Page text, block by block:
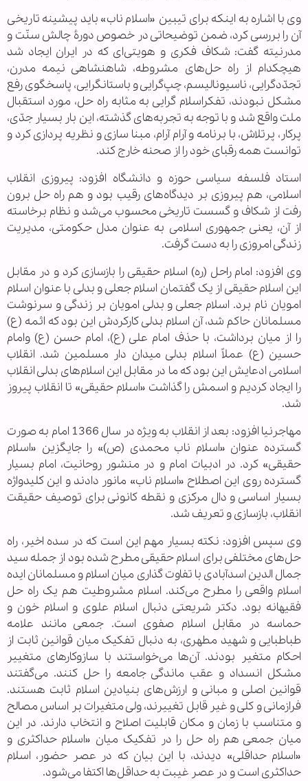
وی با اشاره به اینکه برای تیبین «اسلام ناب» باید پیشینه تاریخی
آن را بررسی کرد، ضمن توضیحاتی در خصوص دورۀ چالش سنّت و
مدرنیته گفت: شکاف فکری و هویتی‌ای که در ایران ایجاد شد
هیچکدام از راه حل‌های مشروطه، شاهنشاهی نیمه مدرن،
تجدّدگرایی، ناسیونالیسم، چپ‌گرایی و باستانگرایی، پاسخگوی رفع
مشکل نبودند، تفکراسلام گرایی به مثابه راه حل، مورد استقبال
ملت واقع شد و با توجه به تجربه‌های گذشته، این بار بسیار جدّی،
پرکار، پرتلاش، با برنامه و آرام آرام، مبنا سازی و نظریه پردازی کرد و
توانست همه رقبای خود را از صحنه خارج کند.
استاد فلسفه سیاسی حوزه و دانشگاه افزود: پیروزی انقلاب
اسلامی، هم پیروزی بر دیدگاه‌های رقیب بود و هم راه حل برون
رفت از شکاف و گسست تاریخی محسوب می‌شد و نظام برخاسته
از آن، یعنی جمهوری اسلامی به عنوان مدل حکومتی، مدیریت
زندگی امروزی را به دست گرفت.
وی افزود: امام راحل (ره) اسلام حقیقی را بازسازی کرد و در مقابل
این اسلام حقیقی از یک گفتمان اسلام جعلی و بدلی با عنوان اسلام
امویان نام برد. اسلام جعلی و بدلی امویان بر زندگی و سرنوشت
مسلمانان حاکم شد، آن اسلام بدلی کارکردش این بود که ائمه (ع)
را از میان برداشت، با حذف امام علی (ع)، امام حسن (ع) وامام
حسین (ع) عملاً اسلام بدلی میدان دار مسلمین شد. انقلاب
اسلامی ادعایش این بود که ما در مقابل این اسلام‌های بدلی انقلاب
را ایجاد کردیم و اسمش را گذاشت «اسلام حقیقی» تا انقلاب پیروز
شد.
مهاجرنیا افزود: بعد از انقلاب به ویژه در سال 1366 امام به صورت
گسترده عنوان «اسلام ناب محمدی (ص)» را جایگزین «اسلام
حقیقی» کرد. در ادبیات امام و در منشور روحانیت، امام بسیار
گسترده روی این اصطلاح «اسلام ناب» مانور دادند و این کلیدواژه
بسیار اساسی و دال مرکزی و نقطه کانونی برای توصیف حقیقت
انقلاب، بازسازی و تعریف شد.
وی سپس افزود: نکته بسیار مهم این است که در سده اخیر، راه
حل‌های مختلفی برای اسلام حقیقی مطرح شده بود از جمله سید
جمال الدین اسدآبادی با تفاوت گذاری میان اسلام و مسلمانان ایده
اسلام واقعی را مطرح می‌کند. اسلام مشروطیت هم یک راه حل
فقیهانه بود. دکتر شریعتی دنبال اسلام علوی و اسلام خون و
حماسه در مقابل اسلام صفوی است. جمعی مانند علامه
طباطبایی و شهید مطهری، به دنبال تفکیک میان قوانین ثابت از
احکام متغیر بودند. آن‌ها می‌خواستند با سازوکار‌های متغییر
مشکل انسداد و عقب ماندگی جامعه را حل کنند. می‌گفتند
قوانین اصلی و مبانی و ارزش‌های بنیادین اسلام ثابت هستند.
فرازمانی و کلی و غیر قابل تغییرند، ولی متغیرات بر اساس مصالح
و متناسب با زمان و مکان قابلیت اصلاح و انتخاب دارند. در این
میان جمعی هم راه حل را در تفکیک میان «اسلام حداکثری و
«اسلام حداقلی» دیدند، با این بیان که در عصر حضور، اسلام
حداکثری است و در عصر غیبت به حداقل‌ها اکتفا می‌شود.